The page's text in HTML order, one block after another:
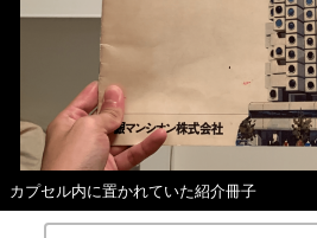
カプセル内に置かれていた紹介冊子